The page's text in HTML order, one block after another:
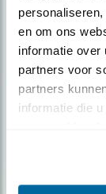
en om ons
informatie over
partners voor
partners
informatie die